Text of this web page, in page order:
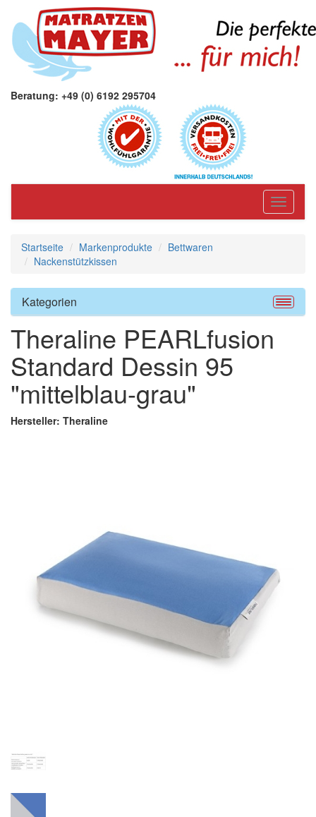
Beratung: +49 (0) 6192 295704
Toggle
Startseite Markenprodukte
Bettwaren
Nackenstützkissen
Kategorien
Theraline PEARLfusion
Standard Dessin 95
"mittelblau-grau"
Hersteller: Theraline